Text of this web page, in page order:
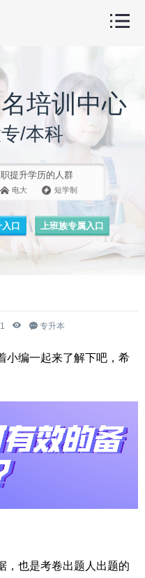
培训中心
/本科
提升学历的人群
电大 短学制
口 上班族专属入口
专升本
小编一起来了解下吧，希
，也是考卷出题人出题的